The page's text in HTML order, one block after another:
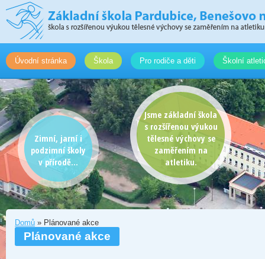
Úvodní stránka Škola Pro rodiče a děti Školní
Zimní, jarní i
podzimní školy
v přírodě...
Jsme základní škola
s rozšířenou výukou
tělesné výchovy se
zaměřením na
atletiku.
Domů » Plánované akce
Plánované akce